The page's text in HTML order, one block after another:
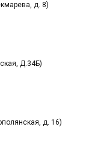
д. 8)
Д.34Б)
д. 16)